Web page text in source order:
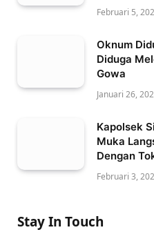
Februari 5,
Oknum
Diduga
Gowa
Januari 26,
Kapolsek
Muka
Dengan
Februari 3,
Stay In Touch